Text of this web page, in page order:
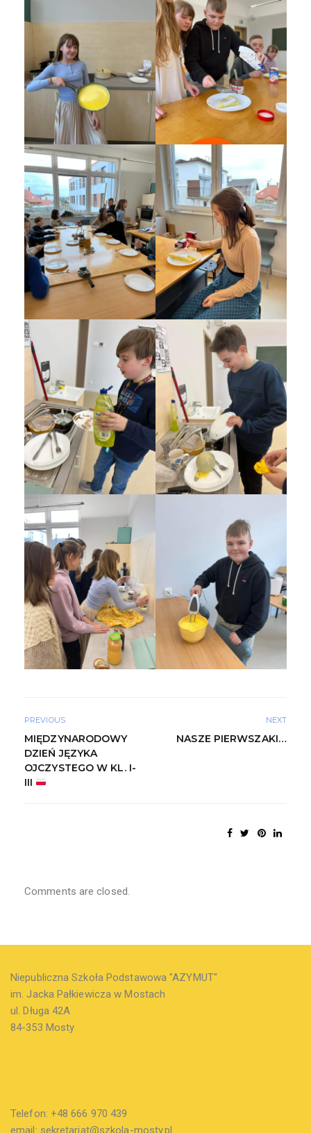
PREVIOUS
MIĘDZYNARODOWY
DZIEŃ JĘZYKA
OJCZYSTEGO W KL. I-
III
NEXT
NASZE PIERWSZAKI…
Comments are closed.
Niepubliczna Szkoła Podstawowa "AZYMUT"
im. Jacka Pałkiewicza w Mostach
ul. Długa 42A
84-353 Mosty
Telefon: +48 666 970 439
email: sekretariat@szkola-mosty.pl